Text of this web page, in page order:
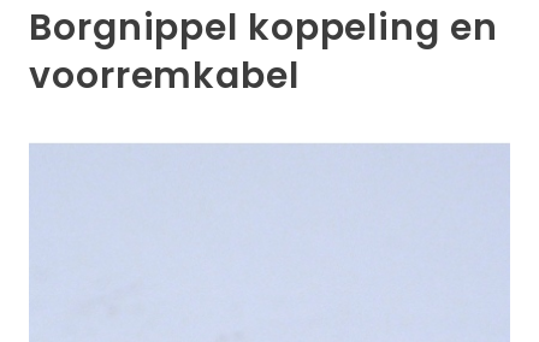
Borgnippel koppeling en
voorremkabel